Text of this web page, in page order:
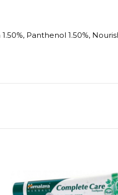
Panthenol 1.50%,